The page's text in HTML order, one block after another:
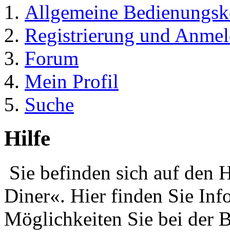
Allgemeine
Registrierung und
Forum
Mein Profil
Suche
Hilfe
Sie befinden sich auf den
Diner«. Hier finden Sie
Möglichkeiten Sie bei der